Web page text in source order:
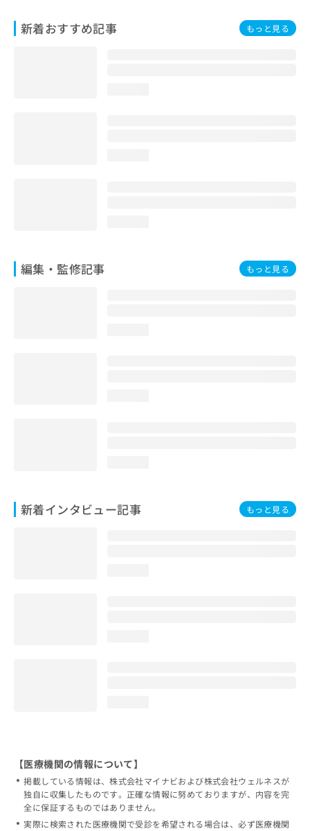
新着おすすめ記事 もっと見る
編集・監修記事 もっと見る
新着インタビュー記事 もっと見る
問
い
【医療機関の情報について】
掲載している情報は、株式会社マイナビおよび株式会社ウェルネスが
独自に収集したものです。正確な情報に努めておりますが、内容を完
全に保証するものではありません。
実際に検索された医療機関で受診を希望される場合は、必ず医療機関